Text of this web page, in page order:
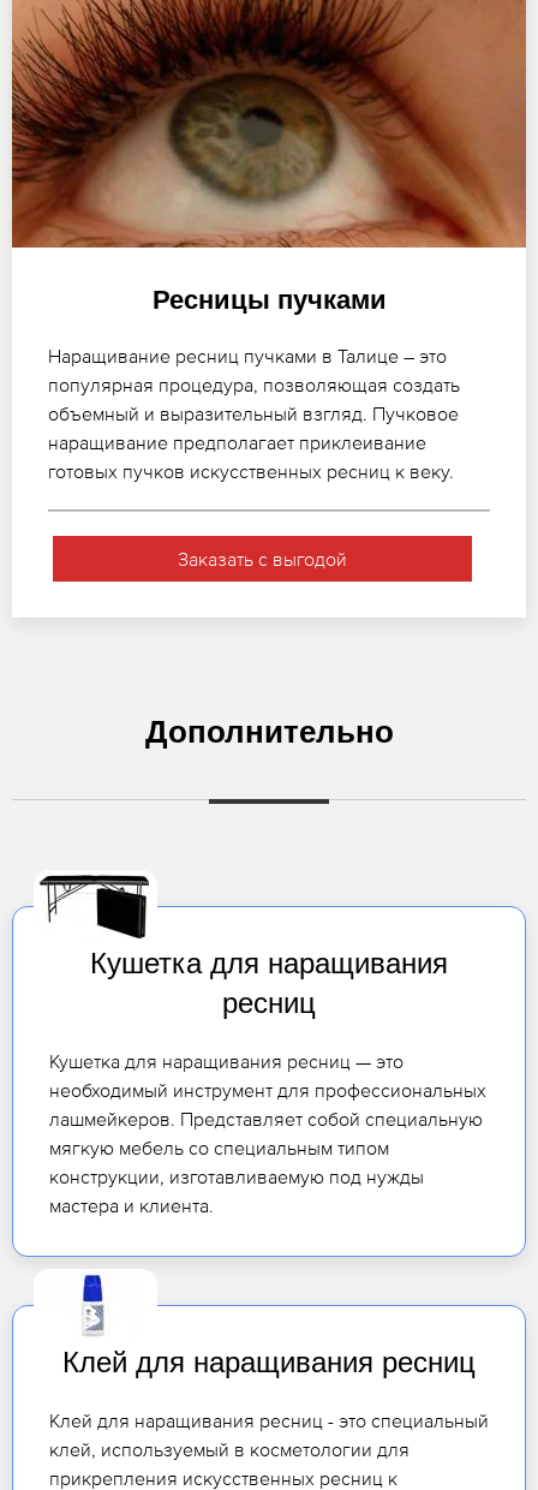
Ресницы пучками
Наращивание ресниц пучками в Талице – это
популярная процедура, позволяющая создать
объемный и выразительный взгляд. Пучковое
наращивание предполагает приклеивание
готовых пучков искусственных ресниц к веку.
Заказать с выгодой
Дополнительно
Кушетка для наращивания
ресниц
Кушетка для наращивания ресниц — это
необходимый инструмент для профессиональных
лашмейкеров. Представляет собой специальную
мягкую мебель со специальным типом
конструкции, изготавливаемую под нужды
мастера и клиента.
Клей для наращивания ресниц
Клей для наращивания ресниц - это специальный
клей, используемый в косметологии для
прикрепления искусственных ресниц к